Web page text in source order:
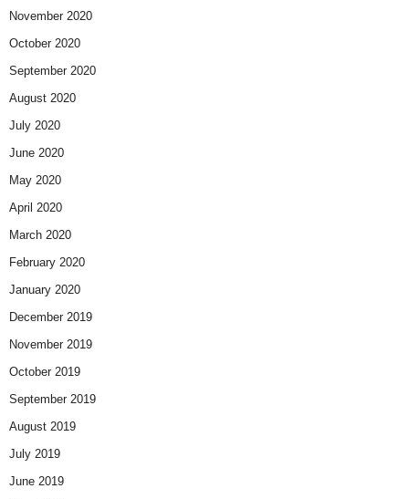
November 2020
October 2020
September 2020
August 2020
July 2020
June 2020
May 2020
April 2020
March 2020
February 2020
January 2020
December 2019
November 2019
October 2019
September 2019
August 2019
July 2019
June 2019